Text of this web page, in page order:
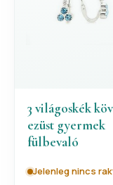
3 világoskék
ezüst gyermek
fülbevaló
Jelenleg nincs